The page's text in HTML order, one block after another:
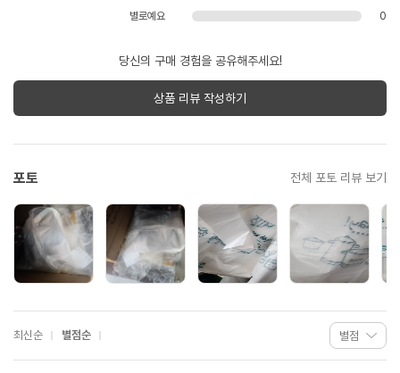
별로예요
0
당신의 구매 경험을 공유해주세요!
상품 리뷰 작성하기
포토 전체 포토 리뷰 보기
최신순 별점순